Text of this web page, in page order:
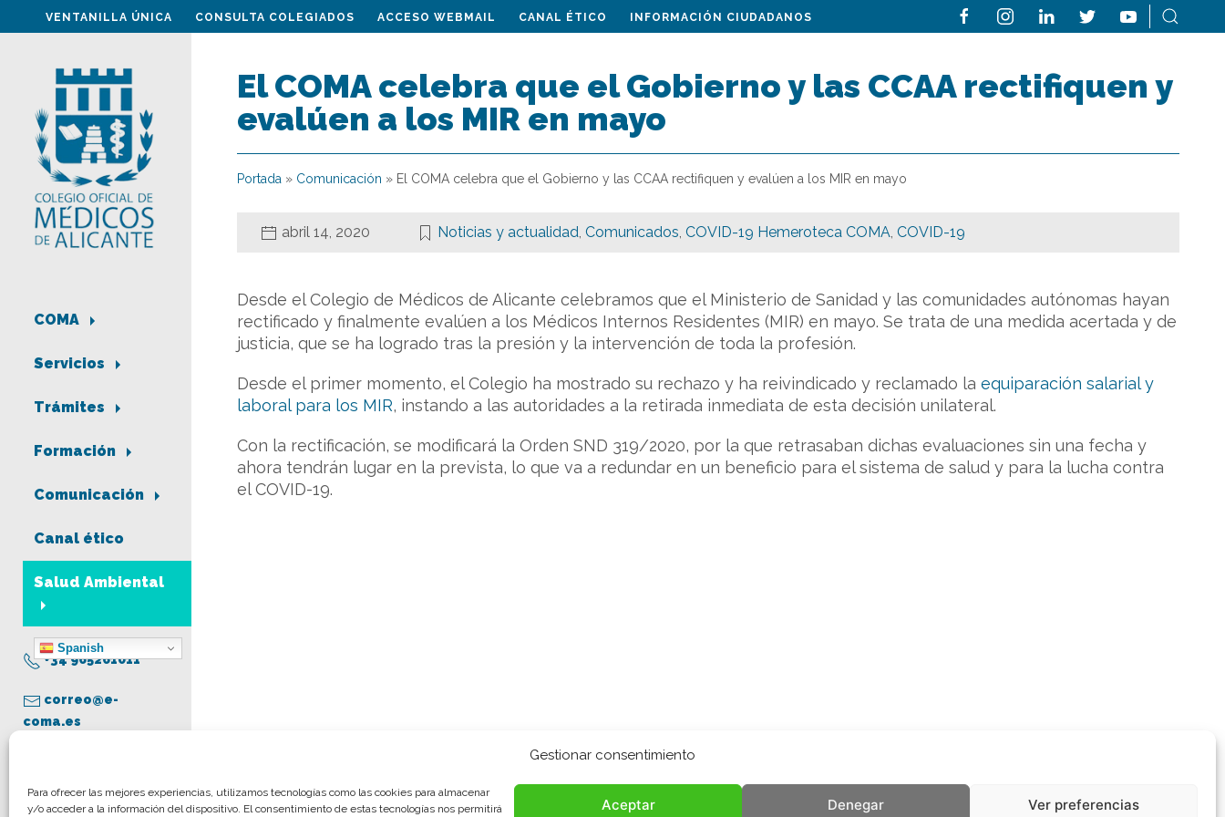
Gestionar consentimiento
Para ofrecer las mejores experiencias, utilizamos tecnologías como las cookies para almacenar
y/o acceder a la información del dispositivo. El consentimiento de estas tecnologías nos permitirá
Aceptar Denegar Ver preferencias
VENTANILLA ÚNICA CONSULTA COLEGIADOS ACCESO WEBMAIL CANAL ÉTICO INFORMACIÓN CIUDADANOS
COMA
Servicios
Trámites
Formación
Comunicación
Canal ético
Salud Ambiental
Spanish
+34 965261011
correo@e-
coma.es
Aviso legal
El COMA celebra que el Gobierno y las CCAA rectifiquen y
evalúen a los MIR en mayo
Portada » Comunicación » El COMA celebra que el Gobierno y las CCAA rectifiquen y evalúen a los MIR en mayo
abril 14, 2020 Noticias y actualidad, Comunicados, COVID-19 Hemeroteca COMA, COVID-19
Desde el Colegio de Médicos de Alicante celebramos que el Ministerio de Sanidad y las comunidades autónomas hayan
rectificado y finalmente evalúen a los Médicos Internos Residentes (MIR) en mayo. Se trata de una medida acertada y de
justicia, que se ha logrado tras la presión y la intervención de toda la profesión.
Desde el primer momento, el Colegio ha mostrado su rechazo y ha reivindicado y reclamado la equiparación salarial y
laboral para los MIR, instando a las autoridades a la retirada inmediata de esta decisión unilateral.
Con la rectificación, se modificará la Orden SND 319/2020, por la que retrasaban dichas evaluaciones sin una fecha y
ahora tendrán lugar en la prevista, lo que va a redundar en un beneficio para el sistema de salud y para la lucha contra
el COVID-19.